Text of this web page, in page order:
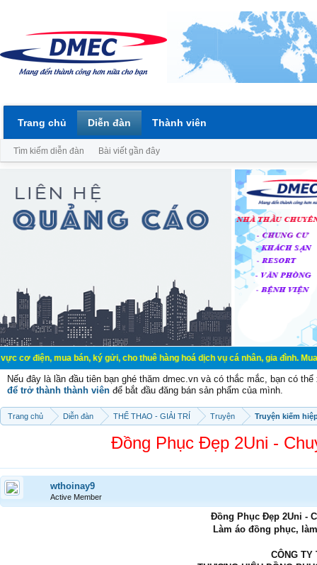
bán, ký gửi, cho thuê hàng hoá dịch vụ cá nhân, gia đình. Mua bán,
Nếu đây là lần đầu tiên bạn ghé thăm dmec.vn và có thắc mắc, bạn có
để trở thành thành viên để bắt đầu đăng bán sản phẩm của mình.
Trang chủ Diễn đàn THỂ THAO - GIẢI TRÍ Truyện Truyện kiếm
Đồng Phục Đẹp 2Uni -
wthoinay9
Active Member
Đồng Phục Đẹp 2Uni -
Làm áo đồng phục,
CÔNG TY
Trang chủ Diễn đàn
Tìm kiếm diễn đàn Bài viết gần đây
Thành viên